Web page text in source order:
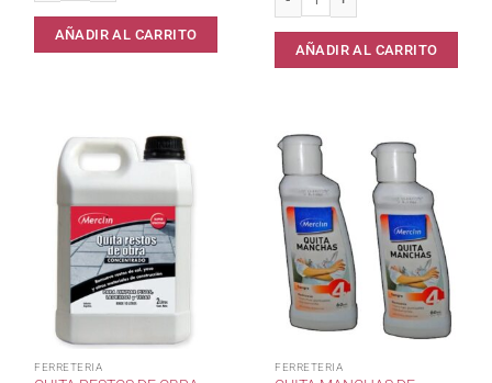
AÑADIR AL CARRITO
AÑADIR AL CARRITO
FERRETERIA FERRETERIA